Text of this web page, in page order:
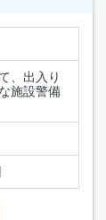
、出入り
施設警備